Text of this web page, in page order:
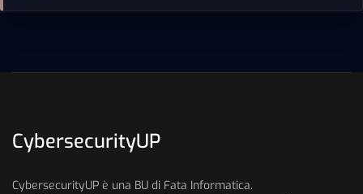
CybersecurityUP
CybersecurityUP è una BU di Fata Informatica.